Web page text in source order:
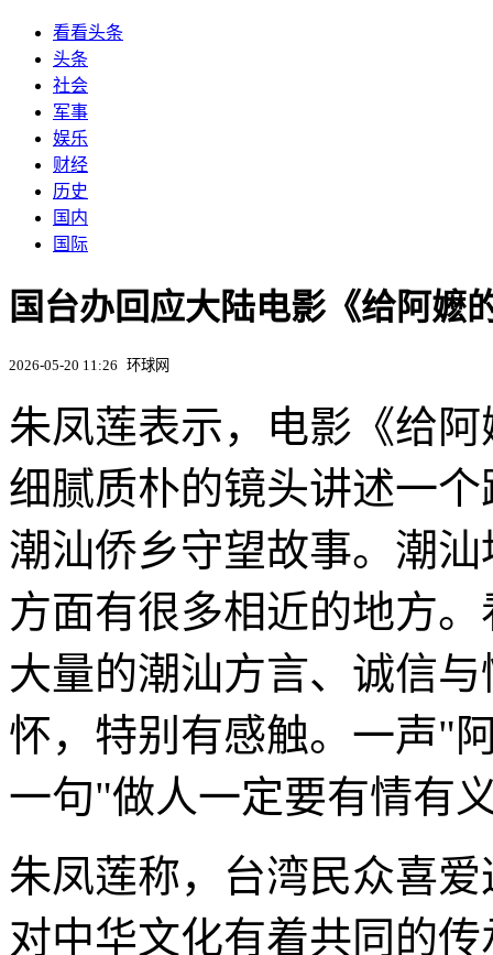
看看头条
头条
社会
军事
娱乐
财经
历史
国内
国际
国台办回应大陆电影《给阿嬷
2026-05-20 11:26 环球网
朱凤莲表示，电影《给
细腻质朴的镜头讲述一
潮汕侨乡守望故事。潮
方面有很多相近的地方
大量的潮汕方言、诚信
怀，特别有感触。一声"
一句"做人一定要有情有
朱凤莲称，台湾民众喜
对中华文化有着共同的